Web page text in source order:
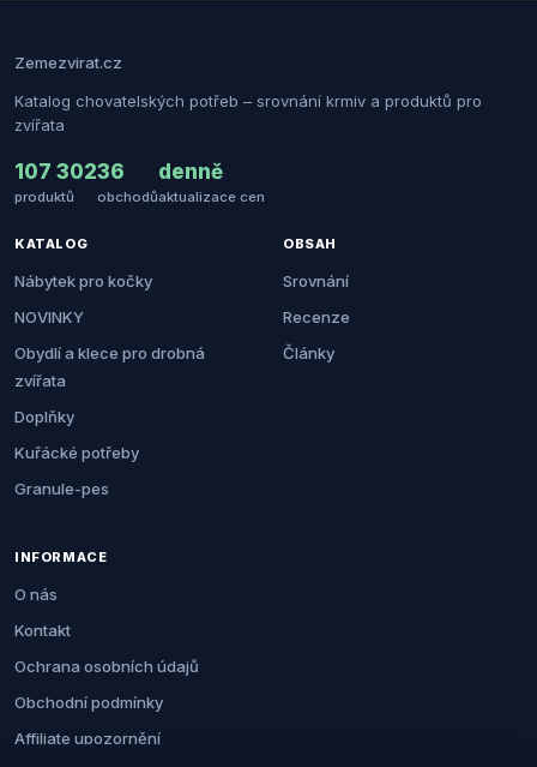
Zemezvirat.cz
Katalog chovatelských potřeb – srovnání krmiv a produktů pro
zvířata
107 302
produktů
36
obchodů
denně
aktualizace cen
KATALOG
Nábytek pro kočky
NOVINKY
Obydlí a klece pro drobná
zvířata
Doplňky
Kuřácké potřeby
Granule-pes
OBSAH
Srovnání
Recenze
Články
INFORMACE
O nás
Kontakt
Ochrana osobních údajů
Obchodní podmínky
Affiliate upozornění